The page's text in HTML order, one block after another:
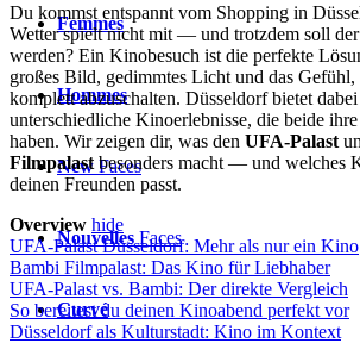
Femmes
Hommes
NewFaces
Nouvelles Faces
Curvé
Du kommst entspannt vom Shopping in
Wetter spielt nicht mit — und trotzdem soll
werden? Ein Kinobesuch ist die perfekte
großes Bild, gedimmtes Licht und das
komplett abzuschalten. Düsseldorf bietet
unterschiedliche Kinoerlebnisse, die beide
haben. Wir zeigen dir, was den UFA-Palast
Filmpalast besonders macht — und welches
deinen Freunden passt.
Overview hide
UFA-Palast Düsseldorf: Mehr als nur ein Kino
Bambi Filmpalast: Das Kino für Liebhaber
UFA-Palast vs. Bambi: Der direkte Vergleich
So bereitest du deinen Kinoabend perfekt vor
Düsseldorf als Kulturstadt: Kino im Kontext